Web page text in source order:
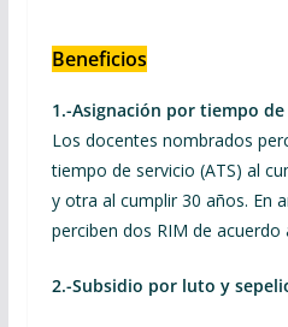
Beneficios
1.-Asignación por tiempo de
Los docentes nombrados
tiempo de servicio (ATS) al
y otra al cumplir 30 años. En
perciben dos RIM de acuerdo
2.-Subsidio por luto y